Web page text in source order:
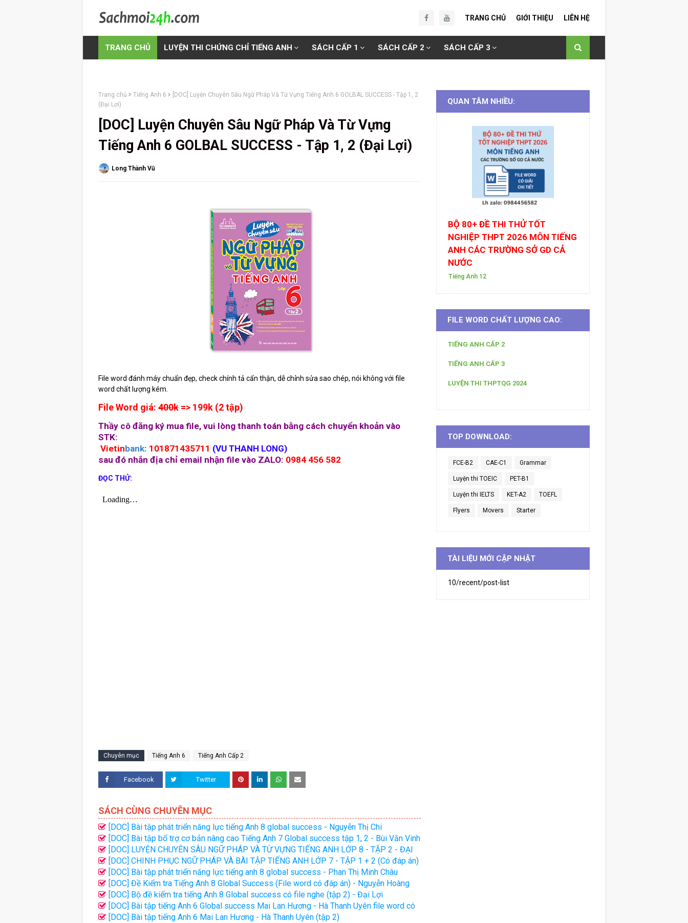
TRANG CHỦ GIỚI THIỆU LIÊN HỆ
TRANG CHỦ LUYỆN THI CHỨNG CHỈ TIẾNG ANH SÁCH CẤP 1 SÁCH CẤP 2 SÁCH CẤP 3
Trang chủ Tiếng Anh 6
[DOC] Luyện Chuyên Sâu Ngữ Pháp Và Từ Vựng Tiếng Anh 6 GOLBAL SUCCESS - Tập 1, 2
(Đại Lợi)
[DOC] Luyện Chuyên Sâu Ngữ Pháp Và Từ Vựng
Tiếng Anh 6 GOLBAL SUCCESS - Tập 1, 2 (Đại Lợi)
Long Thành Vũ
File word đánh máy chuẩn đẹp, check chính tả cẩn thận, dễ chỉnh sửa sao chép, nói không với file
word chất lượng kém.
File Word giá: 400k => 199k (2 tập)
Thầy cô đăng ký mua file, vui lòng thanh toán bằng cách chuyển khoản vào
STK:
Vietinbank: 101871435711 (VU THANH LONG)
sau đó nhắn địa chỉ email nhận file vào ZALO: 0984 456 582
ĐỌC THỬ:
Chuyên mục Tiếng Anh 6 Tiếng Anh Cấp 2
Facebook Twitter
SÁCH CÙNG CHUYÊN MỤC
[DOC] Bài tập phát triển năng lực tiếng Anh 8 global success - Nguyễn Thị Chi
[DOC] Bài tập bổ trợ cơ bản nâng cao Tiếng Anh 7 Global success tập 1, 2 - Bùi Văn Vinh
[DOC] LUYỆN CHUYÊN SÂU NGỮ PHÁP VÀ TỪ VỰNG TIẾNG ANH LỚP 8 - TẬP 2 - ĐẠI
LỢI
[DOC] CHINH PHỤC NGỮ PHÁP VÀ BÀI TẬP TIẾNG ANH LỚP 7 - TẬP 1 + 2 (Có đáp án)
[DOC] Bài tập phát triển năng lực tiếng anh 8 global success - Phan Thị Minh Châu
[DOC] Đề Kiểm tra Tiếng Anh 8 Global Success (File word có đáp án) - Nguyễn Hoàng
Thanh Ly[DOC] Bộ đề kiểm tra tiếng Anh 8 Global success có file nghe (tập 2) - Đại Lợi
[DOC] Bài tập tiếng Anh 6 Global success Mai Lan Hương - Hà Thanh Uyên file word có
đáp án[DOC] Bài tập tiếng Anh 6 Mai Lan Hương - Hà Thanh Uyên (tập 2)
QUAN TÂM NHIỀU:
BỘ 80+ ĐỀ THI THỬ TỐT
NGHIỆP THPT 2026 MÔN TIẾNG
ANH CÁC TRƯỜNG SỞ GD CẢ
NƯỚC
Tiếng Anh 12
FILE WORD CHẤT LƯỢNG CAO:
TIẾNG ANH CẤP 2
TIẾNG ANH CẤP 3
LUYỆN THI THPTQG 2024
TOP DOWNLOAD:
FCE-B2 CAE-C1 Grammar
Luyện thi TOEIC PET-B1
Luyện thi IELTS KET-A2 TOEFL
Flyers Movers Starter
TÀI LIỆU MỚI CẬP NHẬT
10/recent/post-list